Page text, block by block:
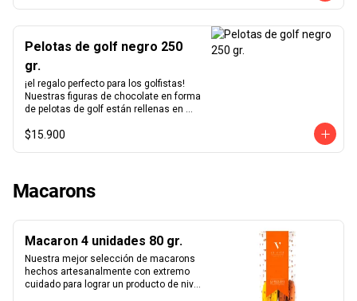
Pelotas de golf negro 250
gr.
¡el regalo perfecto para los golfistas!
Nuestras figuras de chocolate en forma
de pelotas de golf están rellenas en
avellanas hecho en casa y bañadas en
$15.900
Macarons
Macaron 4 unidades 80 gr.
Nuestra mejor selección de macarons
hechos artesanalmente con extremo
cuidado para lograr un producto de nivel